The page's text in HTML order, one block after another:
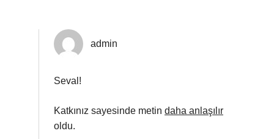
admin
Seval!
Katkınız sayesinde metin daha anlaşılır
oldu.